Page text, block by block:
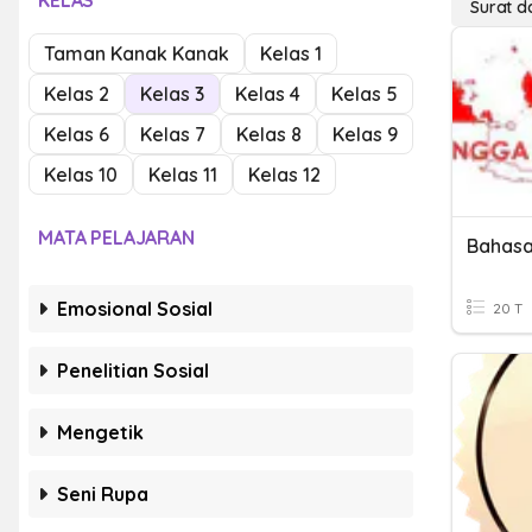
Taman Kanak Kanak
Kelas 1
Kelas 2
Kelas 3 Kelas 4
Kelas 5
Kelas 6
Kelas 7 Kelas 8
Kelas 9
Kelas 10
Kelas 11 Kelas 12
MATA PELAJARAN
Emosional Sosial
Penelitian Sosial
Mengetik
Seni Rupa
Surat
20 T